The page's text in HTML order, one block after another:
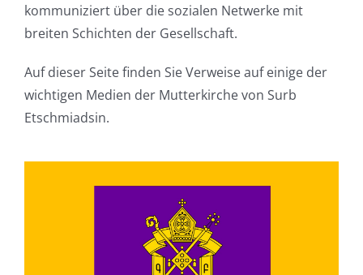
kommuniziert über die sozialen Netwerke mit
breiten Schichten der Gesellschaft.
Auf dieser Seite finden Sie Verweise auf einige der
wichtigen Medien der Mutterkirche von Surb
Etschmiadsin.